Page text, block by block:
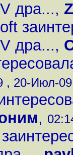
дра...,
дра...,
, 20-Июл-
,